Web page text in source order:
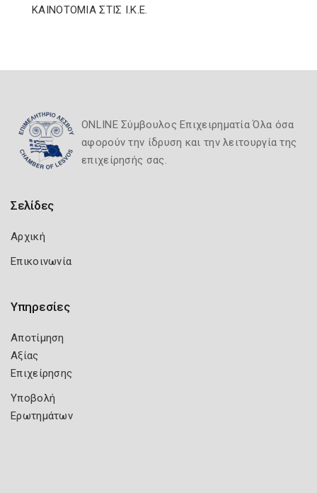
ΚΑΙΝΟΤΟΜΙΑ ΣΤΙΣ Ι.Κ.Ε.
ONLINE Σύμβουλος Επιχειρηματία Όλα όσα
αφορούν την ίδρυση και την λειτουργία της
επιχείρησής σας.
Σελίδες
Αρχική
Επικοινωνία
Υπηρεσίες
Αποτίμηση
Αξίας
Επιχείρησης
Υποβολή
Ερωτημάτων